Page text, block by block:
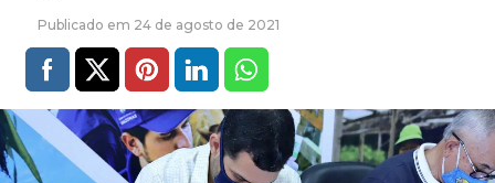
24 de agosto de 2021